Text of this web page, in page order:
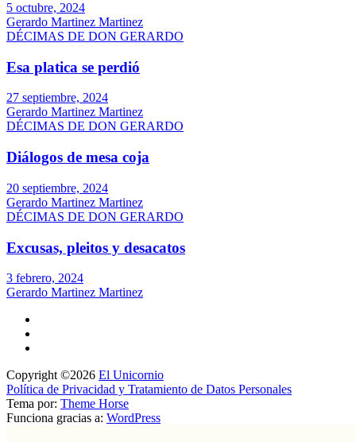
5 octubre, 2024
Gerardo Martinez Martinez
DÉCIMAS DE DON GERARDO
Esa platica se perdió
27 septiembre, 2024
Gerardo Martinez Martinez
DÉCIMAS DE DON GERARDO
Diálogos de mesa coja
20 septiembre, 2024
Gerardo Martinez Martinez
DÉCIMAS DE DON GERARDO
Excusas, pleitos y desacatos
3 febrero, 2024
Gerardo Martinez Martinez
Copyright ©2026 El Unicornio
Política de Privacidad y Tratamiento de Datos Personales
Tema por: Theme Horse
Funciona gracias a: WordPress